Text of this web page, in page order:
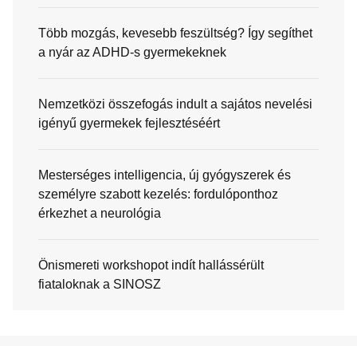
Több mozgás, kevesebb feszültség? Így segíthet
a nyár az ADHD-s gyermekeknek
Nemzetközi összefogás indult a sajátos nevelési
igényű gyermekek fejlesztéséért
Mesterséges intelligencia, új gyógyszerek és
személyre szabott kezelés: fordulóponthoz
érkezhet a neurológia
Önismereti workshopot indít hallássérült
fiataloknak a SINOSZ